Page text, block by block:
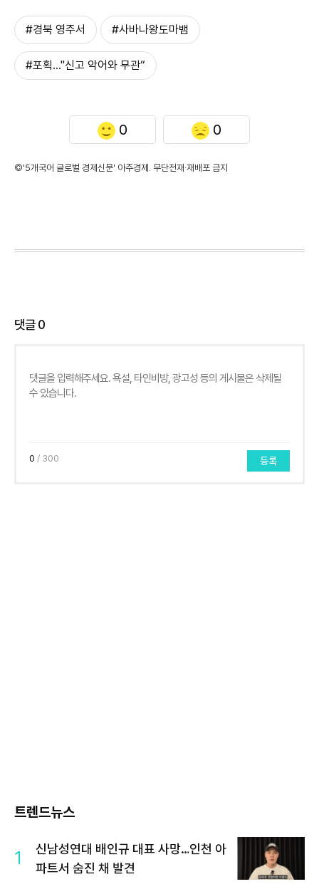
#경북 영주서 #사바나왕도마뱀
#포획…"신고 악어와 무관“
0 0
©'5개국어 글로벌 경제신문' 아주경제. 무단전재·재배포 금지
댓글0
0 / 300 등록
트렌드뉴스
1
신남성연대 배인규 대표 사망…인천 아
파트서 숨진 채 발견